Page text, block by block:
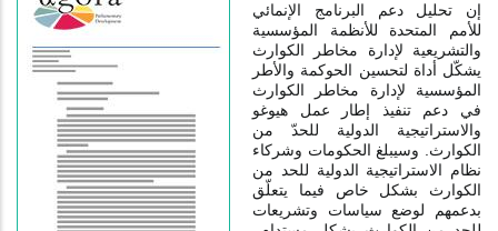
إن تحليل دعم البرنامج الإنمائي
للأمم المتحدة للأنظمة المؤسسية
والتشريعية لإدارة مخاطر الكوارث
يشكّل أداة لتحسين الحوكمة والأطر
المؤسسية لإدارة مخاطر الكوارث
في دعم تنفيذ إطار عمل هيوغو
والاستراتيجية الدولية للحدّ من
الكوارث. وسيبلغ الحكومات وشركاء
نظام الاستراتيجية الدولية للحد من
الكوارث بشكل خاص فيما يتعلّق
بدعمهم لوضع سياسات وتشريعات